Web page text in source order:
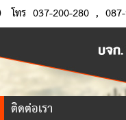
โทร 037-200-280 ,
ติดต่อเรา